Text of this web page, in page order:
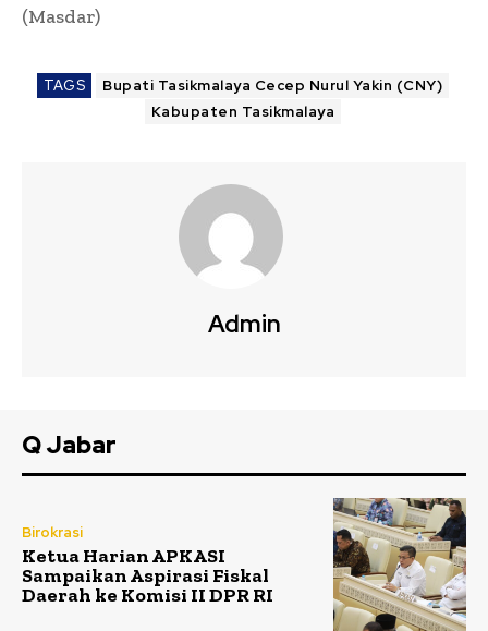
(Masdar)
TAGS
Bupati Tasikmalaya Cecep Nurul Yakin (CNY)
Kabupaten Tasikmalaya
Admin
Q Jabar
Birokrasi
Ketua Harian APKASI
Sampaikan Aspirasi Fiskal
Daerah ke Komisi II DPR RI